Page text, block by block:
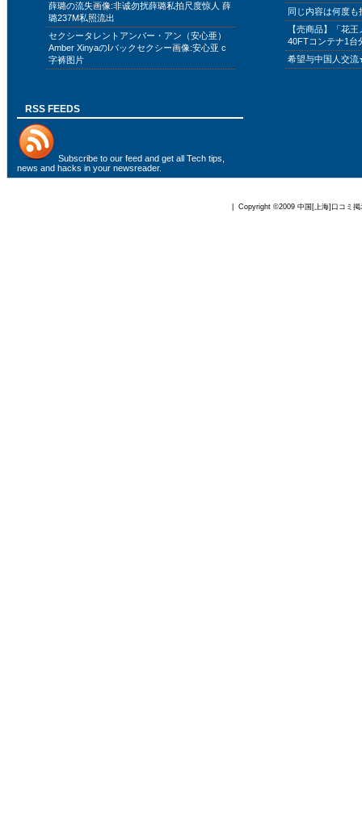
薛璐の流失画像:非诚勿扰薛璐私拍尺度惊人 薛
璐237M私照流出
セクシータレントアンバー・アン（安心亜）
Amber XinyaのIバックセクシー画像:安心亚 c
字裤图片
同じ内容は何度
【売商品】「花
40FTコンテナ1台
希望与中国人交
RSS FEEDS
Subscribe to our feed and get all Tech tips,
news and hacks in your newsreader.
| Copyright ©2009 中国[上海]口コミ掲